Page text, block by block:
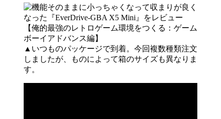
▲いつものパッケージで到着。今回複数種類注文
しましたが、ものによって箱のサイズも異なりま
す。